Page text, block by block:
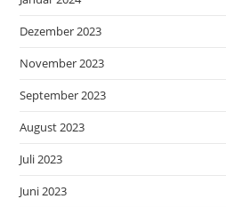
Dezember 2023
November 2023
September 2023
August 2023
Juli 2023
Juni 2023